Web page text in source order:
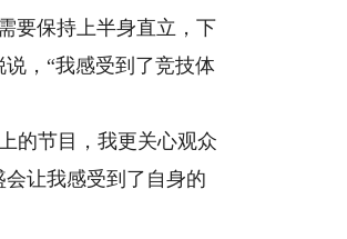
要保持上半身直立，下
，“我感受到了竞技体
的节目，我更关心观众
让我感受到了自身的